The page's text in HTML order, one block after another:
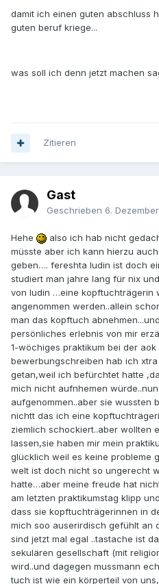
damit ich einen guten abschluss
guten beruf kriege...
was soll ich denn jetzt machen
Zitieren
Gast
Geschrieben 6.
Hehe
also ich hab nicht
müsste aber ich kann hierzu
geben…. fereshta ludin ist doch
studiert man jahre lang für nix
von ludin …eine kopftuchträgerin
angenommen werden..allein
man das kopftuch
persönliches erlebnis von mir
1-wöchiges praktikum bei der
bewerbungschreiben hab ich
getan,weil ich befürchtet hatte
mich nicht aufnhemen
aufgenommen..aber sie wussten
nichtt das ich eine
ziemlich schockiert..aber wollten
lassen,sie haben mir mein
glücklich weil es keine probleme
welt ist doch nicht so ungerecht
hatte…aber meine freude hat
am letzten praktikumstag klipp
dass sie kopftuchträgerinnen in
mich soo auserirdisch gefühlt an
sind jetzt mal egal ..tastache ist
sekulären gesellschaft (mit
wird..und dagegen mussmann
tuch ist wie ein körperteil von